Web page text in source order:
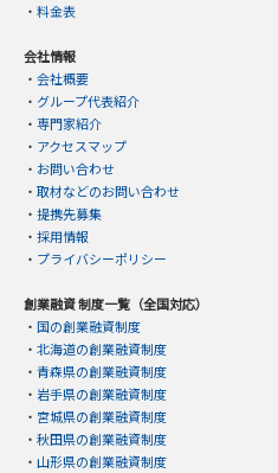
・ 料金表
会社情報
・ 会社概要
・ グループ代表紹介
・ 専門家紹介
・ アクセスマップ
・ お問い合わせ
・ 取材などのお問い合わせ
・ 提携先募集
・ 採用情報
・ プライバシーポリシー
創業融資 制度一覧（全国対応）
・ 国の創業融資制度
・ 北海道の創業融資制度
・ 青森県の創業融資制度
・ 岩手県の創業融資制度
・ 宮城県の創業融資制度
・ 秋田県の創業融資制度
・ 山形県の創業融資制度